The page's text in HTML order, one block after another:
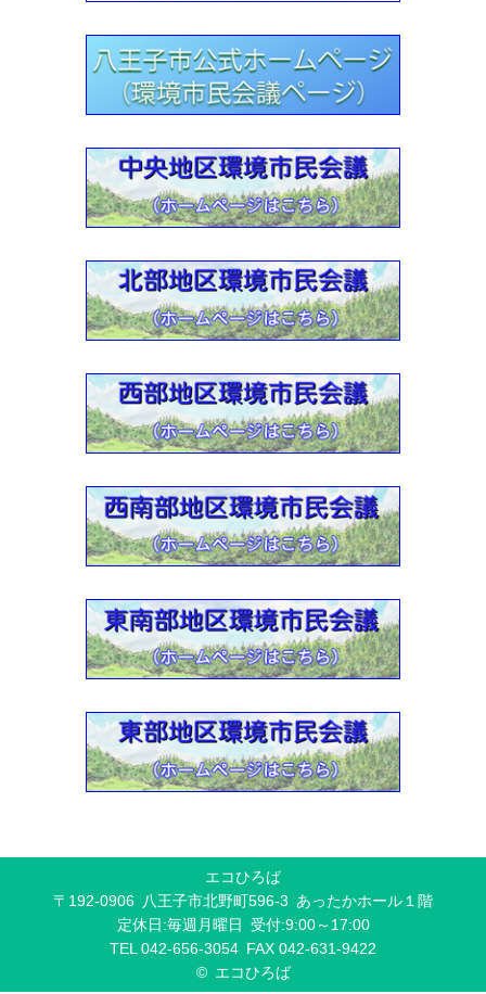
2022年9月・川の学習（環境学習支援）報告２
2022-09-17
2022年9月・川の学習（環境学習支援）報告
「川の学習サポーター養成講座」 受付要項・2022
2022-03-24
北部地区環境市民会議活動紹介【動画】
2022-03-24
東南部地区環境市民会議活動紹介【動画】
2022-01-13
2022-01-13
中央地区環境市民会議活動紹介【動画】
2022-01-13
西南部地区環境市民会議活動紹介【動画】
2021-07-30
2021年度 環境教育支援
各環境市民会議リンク集ー【2021年6月30日版】
2021-03-23
2020年度 環境教育支援 活動報告
2021-03-21
エコひろばの講座は「はちエコポイント」の対象です【再度
八王子ではじめよう！ ダンボールコンポスト【動画】
２０１９年度 環境教育支援実施状況
エコひろば
〒192-0906 八王子市北野町596-3 あったかホール１階
定休日:毎週月曜日 受付:9:00～17:00
TEL 042-656-3054 FAX 042-631-9422
© エコひろば